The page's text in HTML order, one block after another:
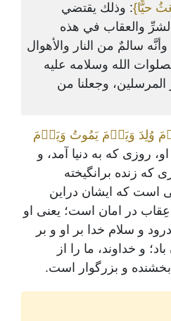
حيًّا}: وذلك يقتضي
والعقاب في هذه
وأنَّه سالمٌ من النار والأهوال
الله وسلامه عليه
وجعلنا من
وُلِدَ وَيَوۡمَ يَمُوتُ وَيَوۡمَ
روزی که به دنیا آمد، و
که زنده برانگیخته
است که ایشان دراین
در امان است؛ یعنی او
و سلام خدا بر او و بر
و خداوند، ما را از
بخشنده و بزرگوار است.